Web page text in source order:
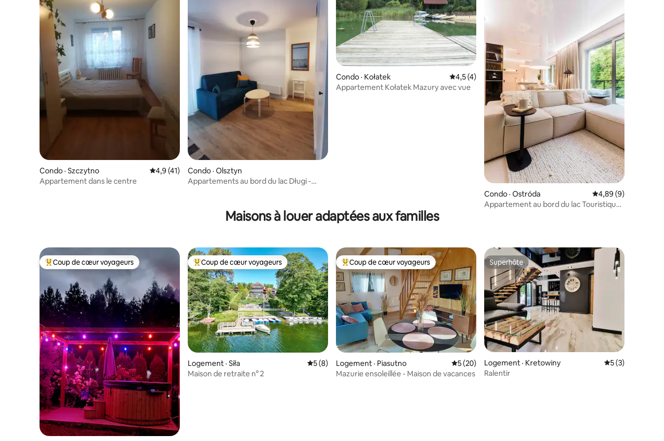
Condo · Szczytno Note moyenne de 4,9 sur 5, 41 commentaires
4,9 (41)
Appartement dans le centre
Condo · Olsztyn
Appartements au bord du lac Długi -
Condo · Kołatek Note moyenne de 4,5 sur 5, 4 commentaires
4,5 (4)
Appartement Kołatek Mazury avec vue
Condo · Ostróda Note moyenne de
4,89 (9)
Appartement au bord du lac Touristique
Maisons à louer adaptées aux familles
Coup de cœur voyageurs parmi les plus aimés
Coup de cœur voyageurs Coup de cœur voyageurs parmi les plus aimés
Coup de cœur voyageurs
Logement · Siła Note moyenne de 5 sur 5, 8 commentaires
5 (8)
Maison de retraite n° 2
Coup de cœur voyageurs parmi les plus aimés
Coup de cœur voyageurs
Logement · Piasutno Note moyenne de 5 sur 5, 20 commentaires
5 (20)
Mazurie ensoleillée - Maison de vacances
Superhôte
Superhôte
Logement · Kretowiny Note moyenne
5 (3)
Ralentir